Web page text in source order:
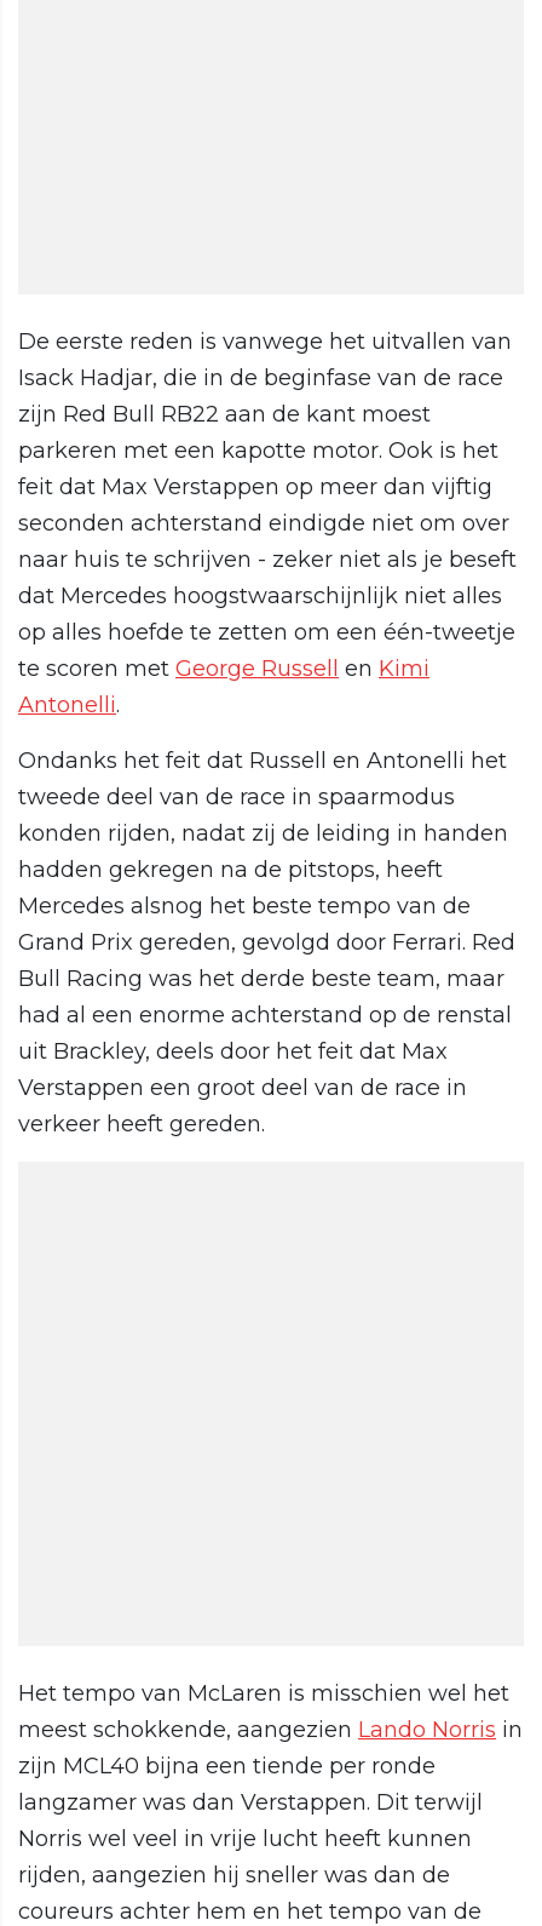
De eerste reden is vanwege het uitvallen van
Isack Hadjar, die in de beginfase van de race
zijn Red Bull RB22 aan de kant moest
parkeren met een kapotte motor. Ook is het
feit dat Max Verstappen op meer dan vijftig
seconden achterstand eindigde niet om over
naar huis te schrijven - zeker niet als je beseft
dat Mercedes hoogstwaarschijnlijk niet alles
op alles hoefde te zetten om een één-tweetje
te scoren met George Russell en Kimi
Antonelli.
Ondanks het feit dat Russell en Antonelli het
tweede deel van de race in spaarmodus
konden rijden, nadat zij de leiding in handen
hadden gekregen na de pitstops, heeft
Mercedes alsnog het beste tempo van de
Grand Prix gereden, gevolgd door Ferrari. Red
Bull Racing was het derde beste team, maar
had al een enorme achterstand op de renstal
uit Brackley, deels door het feit dat Max
Verstappen een groot deel van de race in
verkeer heeft gereden.
Het tempo van McLaren is misschien wel het
meest schokkende, aangezien Lando Norris in
zijn MCL40 bijna een tiende per ronde
langzamer was dan Verstappen. Dit terwijl
Norris wel veel in vrije lucht heeft kunnen
rijden, aangezien hij sneller was dan de
coureurs achter hem en het tempo van de